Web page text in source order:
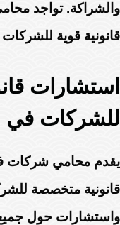
والشراكة. تواجد
قانونية قوية
استشارات
للشركات في
يقدم محامي شركات
قانونية متخصصة
واستشارات حول